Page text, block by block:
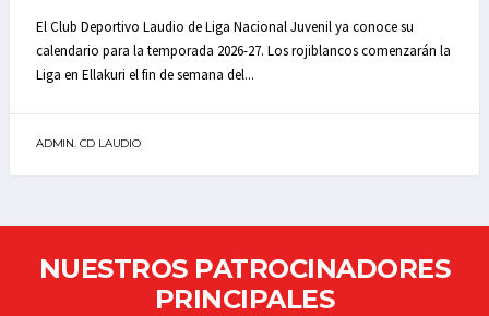
El Club Deportivo Laudio de Liga Nacional Juvenil ya conoce su
calendario para la temporada 2026-27. Los rojiblancos comenzarán la
Liga en Ellakuri el fin de semana del...
ADMIN. CD LAUDIO
NUESTROS PATROCINADORES
PRINCIPALES